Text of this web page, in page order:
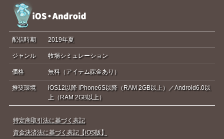
配信時期 2019年夏
ジャンル 牧場シミュレーション
価格 無料（アイテム課金あり）
推奨環境
iOS12以降 iPhone6S以降（RAM 2GB以上）／Android6.0以
上（RAM 2GB以上）
特定商取引法に基づく表記
資金決済法に基づく表記【iOS版】